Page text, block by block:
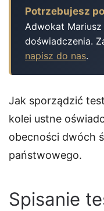
Potrzebujesz
Adwokat
doświadczenia.
napisz do nas.
Jak sporządzić
kolei ustne
obecności dwóch
państwowego.
Spisanie